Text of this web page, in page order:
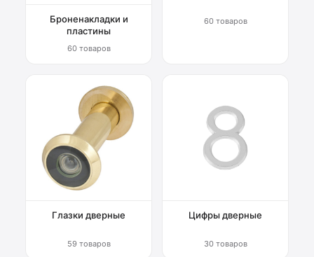
Броненакладки и
пластины
60 товаров
60 товаров
Глазки дверные
59 товаров
Цифры дверные
30 товаров